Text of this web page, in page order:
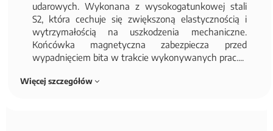
udarowych. Wykonana z wysokogatunkowej stali
S2, która cechuje się zwiększoną elastycznością i
wytrzymałością na uszkodzenia mechaniczne.
Końcówka magnetyczna zabezpiecza przed
wypadnięciem bita w trakcie wykonywanych prac....
Więcej szczegółów